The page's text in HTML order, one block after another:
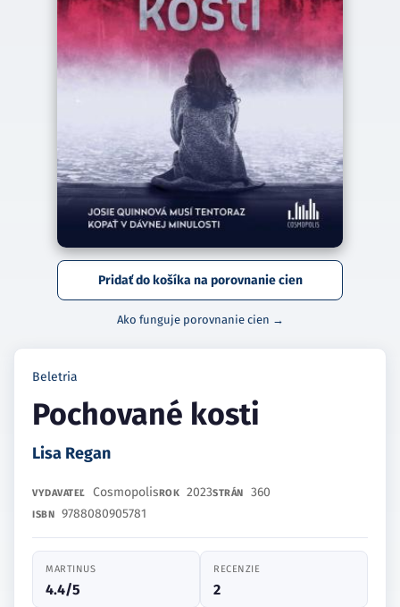
Pridať do košíka na porovnanie cien
Ako funguje porovnanie cien →
Beletria
Pochované kosti
Lisa Regan
VYDAVATEĽ CosmopolisROK 2023STRÁN 360
ISBN 9788080905781
MARTINUS
4.4/5
RECENZIE
2